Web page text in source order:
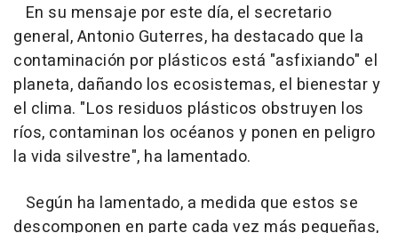
En su mensaje por este día, el secretario
general, Antonio Guterres, ha destacado que la
contaminación por plásticos está "asfixiando" el
planeta, dañando los ecosistemas, el bienestar y
el clima. "Los residuos plásticos obstruyen los
ríos, contaminan los océanos y ponen en peligro
la vida silvestre", ha lamentado.
Según ha lamentado, a medida que estos se
descomponen en parte cada vez más pequeñas,